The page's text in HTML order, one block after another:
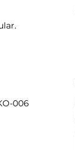
.
006